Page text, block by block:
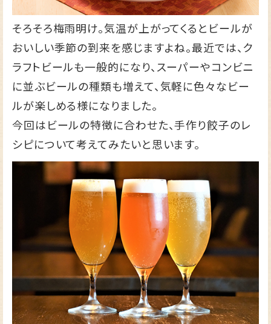
そろそろ梅雨明け。気温が上がってくるとビールが
おいしい季節の到来を感じますよね。最近では、ク
ラフトビールも一般的になり、スーパーやコンビニ
に並ぶビールの種類も増えて、気軽に色々なビー
ルが楽しめる様になりました。
今回はビールの特徴に合わせた、手作り餃子のレ
シピについて考えてみたいと思います。